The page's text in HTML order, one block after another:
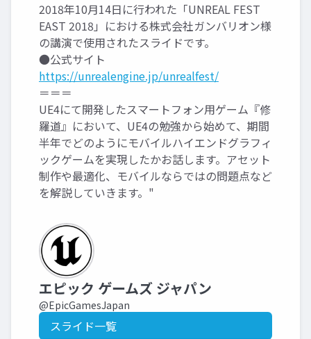
2018年10月14日に行われた「UNREAL FEST
EAST 2018」における株式会社ガンバリオン様
の講演で使用されたスライドです。
●公式サイト
https://unrealengine.jp/unrealfest/
＝＝＝
UE4にて開発したスマートフォン用ゲーム『修
羅道』において、UE4の勉強から始めて、期間
半年でどのようにモバイルハイエンドグラフィ
ックゲームを実現したかお話します。アセット
制作や最適化、モバイルならではの問題点など
を解説していきます。"
エピック ゲームズ ジャパン
@EpicGamesJapan
スライド一覧